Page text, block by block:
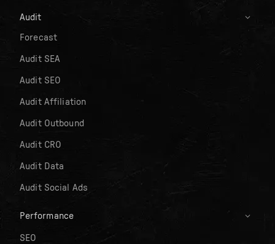
Audit
Forecast
Audit SEA
Audit SEO
Audit Affiliation
Audit Outbound
Audit CRO
Audit Data
Audit Social Ads
Performance
SEO